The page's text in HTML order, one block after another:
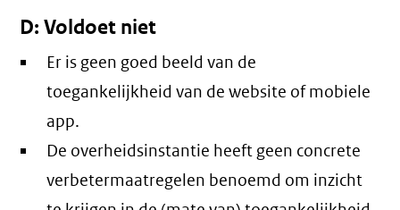
D: Voldoet niet
Er is geen goed beeld van de
toegankelijkheid van de website of mobiele
app.
De overheidsinstantie heeft geen concrete
verbetermaatregelen benoemd om inzicht